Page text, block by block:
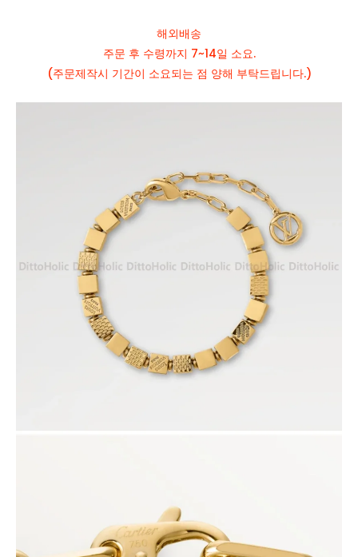
해외배송
주문 후 수령까지 7~14일 소요.
(주문제작시 기간이 소요되는 점 양해 부탁드립니다.)